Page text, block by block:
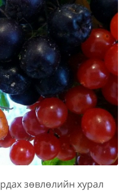
зөвлөлийн хурал